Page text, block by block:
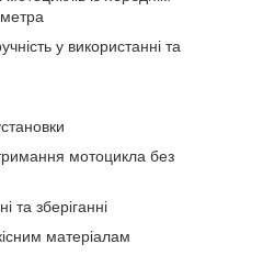
у використанні та
мотоцикла без
та зберіганні
матеріалам